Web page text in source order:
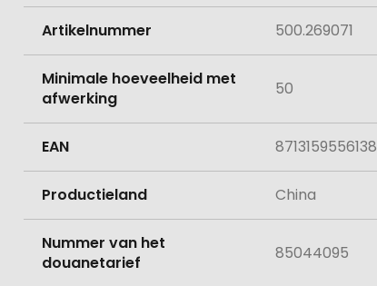
Artikelnummer 500.269071
Minimale hoeveelheid met
afwerking
50
EAN 8713159556138
Productieland China
Nummer van het
douanetarief
85044095